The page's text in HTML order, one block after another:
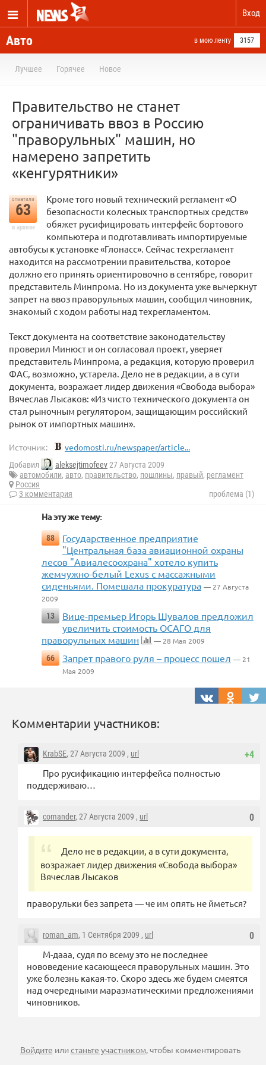
Вход
Авто в мою ленту 3157
Лучшее Горячее Новое
Правительство не станет
ограничивать ввоз в Россию
"праворульных" машин, но
намерено запретить
«кенгурятники»
отметили
63
в архиве
Кроме того новый технический регламент «О
безопасности колесных транспортных средств»
обяжет русифицировать интерфейс бортового
компьютера и подготавливать импортируемые
автобусы к установке «Глонасс». Сейчас техрегламент
находится на рассмотрении правительства, которое
должно его принять ориентировочно в сентябре, говорит
представитель Минпрома. Но из документа уже вычеркнут
запрет на ввоз праворульных машин, сообщил чиновник,
знакомый с ходом работы над техрегламентом.
Текст документа на соответствие законодательству
проверил Минюст и он согласовал проект, уверяет
представитель Минпрома, а редакция, которую проверил
ФАС, возможно, устарела. Дело не в редакции, а в сути
документа, возражает лидер движения «Свобода выбора»
Вячеслав Лысаков: «Из чисто технического документа он
стал рыночным регулятором, защищающим российский
рынок от импортных машин».
Источник: vedomosti.ru/newspaper/article...
Добавил aleksejtimofeev27 Августа 2009
автомобили, авто, правительство, пошлины, правый, регламент
Россия
3 комментария
проблема (1)
На эту же тему:
88
Государственное предприятие
"Центральная база авиационной охраны
лесов "Авиалесоохрана" хотело купить
жемчужно-белый Lexus с массажными
сиденьями. Помешала прокуратура — 27 Августа
2009
13
Вице-премьер Игорь Шувалов предложил
увеличить стоимость ОСАГО для
праворульных машин
— 28 Мая 2009
66
Запрет правого руля – процесс пошел — 21
Мая 2009
Комментарии участников:
+4
KrabSE, 27 Августа 2009 , url
Про русификацию интерфейса полностью
поддерживаю…
0
comander, 27 Августа 2009 , url
Дело не в редакции, а в сути документа,
возражает лидер движения «Свобода выбора»
Вячеслав Лысаков
праворульки без запрета — че им опять не йметься?
0
roman_am, 1 Сентября 2009 , url
М-дааа, судя по всему это не последнее
нововедение касающееся праворульных машин. Это
уже болезнь какая-то. Скоро здесь же будем смеятся
над очередными маразматическими предложениями
чиновников.
Войдите илистаньте участником, чтобы комментировать